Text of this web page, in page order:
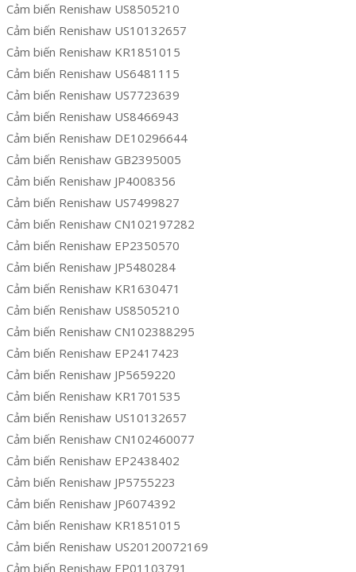
Cảm biến Renishaw US8505210
Cảm biến Renishaw US10132657
Cảm biến Renishaw KR1851015
Cảm biến Renishaw US6481115
Cảm biến Renishaw US7723639
Cảm biến Renishaw US8466943
Cảm biến Renishaw DE10296644
Cảm biến Renishaw GB2395005
Cảm biến Renishaw JP4008356
Cảm biến Renishaw US7499827
Cảm biến Renishaw CN102197282
Cảm biến Renishaw EP2350570
Cảm biến Renishaw JP5480284
Cảm biến Renishaw KR1630471
Cảm biến Renishaw US8505210
Cảm biến Renishaw CN102388295
Cảm biến Renishaw EP2417423
Cảm biến Renishaw JP5659220
Cảm biến Renishaw KR1701535
Cảm biến Renishaw US10132657
Cảm biến Renishaw CN102460077
Cảm biến Renishaw EP2438402
Cảm biến Renishaw JP5755223
Cảm biến Renishaw JP6074392
Cảm biến Renishaw KR1851015
Cảm biến Renishaw US20120072169
Cảm biến Renishaw EP01103791